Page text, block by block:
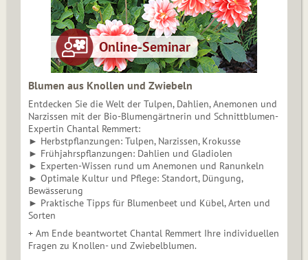
Blumen aus Knollen und Zwiebeln
Entdecken Sie die Welt der Tulpen, Dahlien, Anemonen und
Narzissen mit der Bio-Blumengärtnerin und Schnittblumen-
Expertin Chantal Remmert:
► Herbstpflanzungen: Tulpen, Narzissen, Krokusse
► Frühjahrspflanzungen: Dahlien und Gladiolen
► Experten-Wissen rund um Anemonen und Ranunkeln
► Optimale Kultur und Pflege: Standort, Düngung,
Bewässerung
► Praktische Tipps für Blumenbeet und Kübel, Arten und
Sorten
+ Am Ende beantwortet Chantal Remmert Ihre individuellen
Fragen zu Knollen- und Zwiebelblumen.